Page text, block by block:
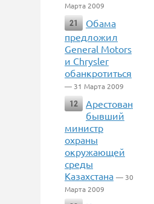
Марта 2009
21
Обама
предложил
General Motors
и Chrysler
обанкротиться
— 31 Марта 2009
12
Арестован
бывший
министр
охраны
окружающей
среды
Казахстана — 30
Марта 2009